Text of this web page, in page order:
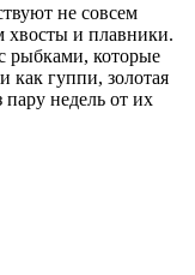
не совсем
хвосты и плавники.
рыбками, которые
гуппи, золотая
недель от их